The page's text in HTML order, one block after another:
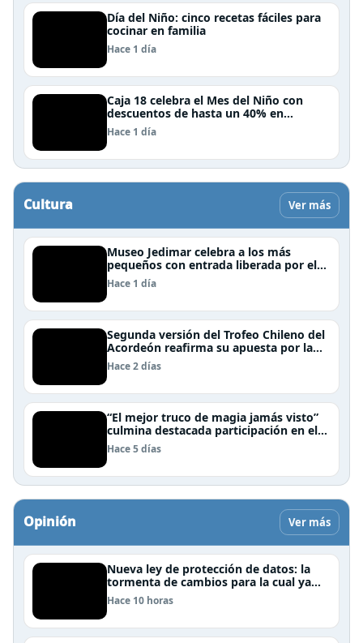
Día del Niño: cinco recetas fáciles para
cocinar en familia
Hace 1 día
Caja 18 celebra el Mes del Niño con
descuentos de hasta un 40% en
panoramas, cine, shows y streaming
Hace 1 día
Cultura Ver más
Museo Jedimar celebra a los más
pequeños con entrada liberada por el
Día del Niño
Hace 1 día
Segunda versión del Trofeo Chileno del
Acordeón reafirma su apuesta por la
profesionalización del instrumento en
Chile
Hace 2 días
“El mejor truco de magia jamás visto”
culmina destacada participación en el
Festival Off Avignon 2026
Hace 5 días
Opinión Ver más
Nueva ley de protección de datos: la
tormenta de cambios para la cual ya
nos deberíamos estar preparando
Hace 10 horas